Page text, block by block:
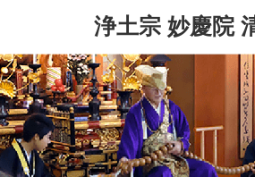
浄土宗 妙慶院